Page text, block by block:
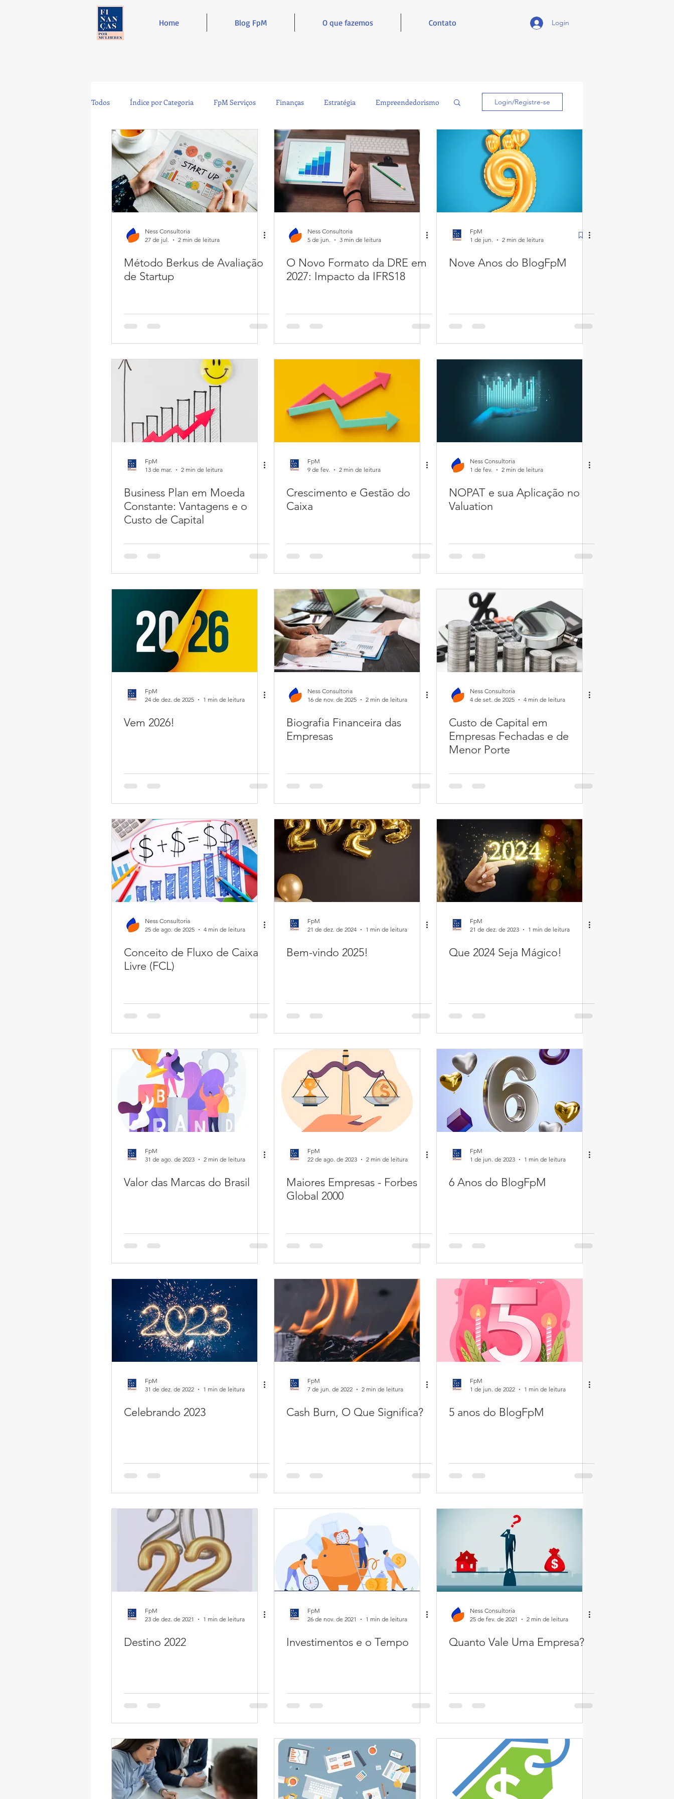
Home Blog FpM O que fazemos Contato Login
Todos Índice por Categoria FpM Serviços Finanças Estratégia Empreendedorismo
Tecnologia Controladoria Sustentabilidade Administração Inclusão e Inspiração
Café e Amigos Top 12
Login/Registre-se
Ness Consultoria
27 de jul.
2 min de leitura
Método Berkus de Avaliação
de Startup
Ness Consultoria
5 de jun.
3 min de leitura
O Novo Formato da DRE em
2027: Impacto da IFRS18
FpM
1 de jun.
2 min de leitura
Nove Anos do BlogFpM
FpM
13 de mar.
2 min de leitura
Business Plan em Moeda
Constante: Vantagens e o
Custo de Capital
FpM
9 de fev.
2 min de leitura
Crescimento e Gestão do
Caixa
Ness Consultoria
1 de fev.
2 min de leitura
NOPAT e sua Aplicação no
Valuation
FpM
24 de dez. de 2025
1 min de leitura
Vem 2026!
Ness Consultoria
16 de nov. de 2025
2 min de leitura
Biografia Financeira das
Empresas
Ness Consultoria
4 de set. de 2025
4 min de leitura
Custo de Capital em
Empresas Fechadas e de
Menor Porte
Ness Consultoria
25 de ago. de 2025
4 min de leitura
Conceito de Fluxo de Caixa
Livre (FCL)
FpM
21 de dez. de 2024
1 min de leitura
Bem-vindo 2025!
FpM
21 de dez. de 2023
1 min de leitura
Que 2024 Seja Mágico!
FpM
31 de ago. de 2023
2 min de leitura
Valor das Marcas do Brasil
FpM
22 de ago. de 2023
2 min de leitura
Maiores Empresas - Forbes
Global 2000
FpM
1 de jun. de 2023
1 min de leitura
6 Anos do BlogFpM
FpM
31 de dez. de 2022
1 min de leitura
Celebrando 2023
FpM
7 de jun. de 2022
2 min de leitura
Cash Burn, O Que Significa?
FpM
1 de jun. de 2022
1 min de leitura
5 anos do BlogFpM
FpM
23 de dez. de 2021
1 min de leitura
Destino 2022
FpM
26 de nov. de 2021
1 min de leitura
Investimentos e o Tempo
Ness Consultoria
25 de fev. de 2021
2 min de leitura
Quanto Vale Uma Empresa?